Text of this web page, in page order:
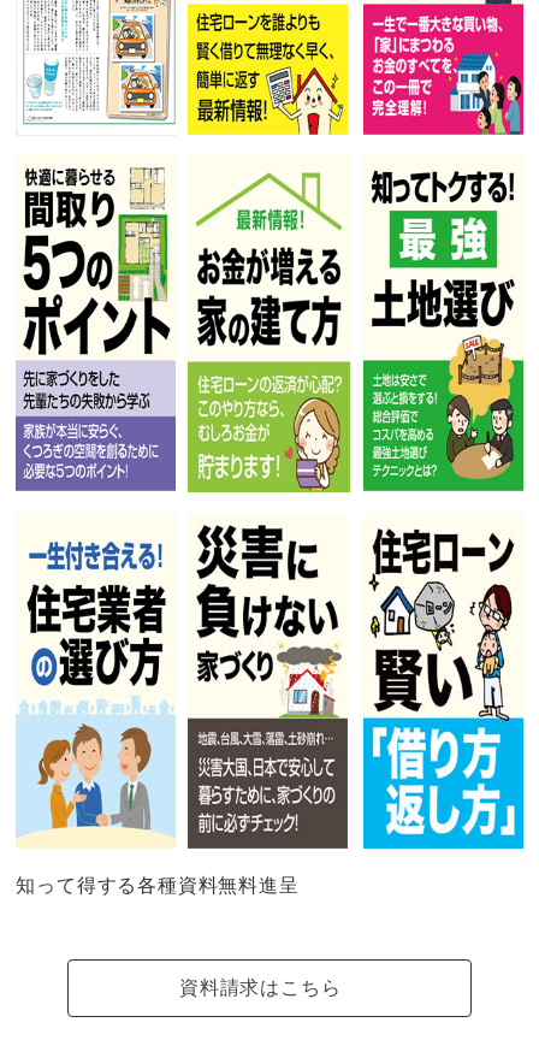
知って得する各種資料無料進呈
資料請求はこちら